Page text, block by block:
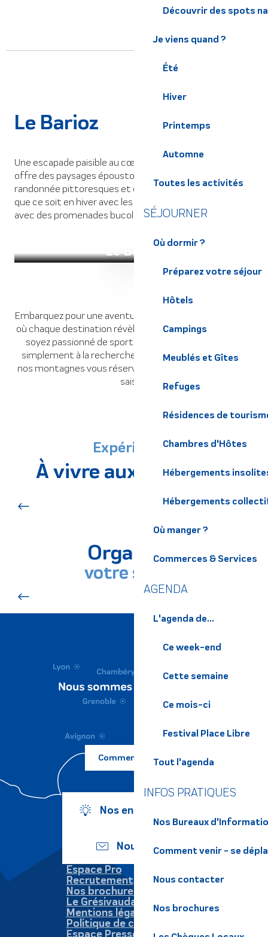
Découvrir des spots
Je viens quand ?
Été
Hiver
Printemps
Automne
Toutes les activités
SÉJOURNER
Où dormir ?
Préparez votre séjour
Hôtels
Campings
Meublés et Gîtes
Refuges
Résidences de
Chambres d'Hôtes
Hébergements
Hébergements
Où manger ?
Commerces & Services
AGENDA
L'agenda de...
Ce week-end
Cette semaine
Ce mois-ci
Festival Place Libre
Tout l'agenda
INFOS PRATIQUES
Nos Bureaux
Comment venir - se
Nous contacter
Nos brochures
Le Barioz
Une escapade paisible au cœur de la nature. Le Barioz
offre des paysages époustouflants, des sentiers de
randonnée pittoresques et des expériences uniques,
que ce soit en hiver avec les raquettes à neige ou en été
avec des promenades bucoliques.
Le Barioz
Embarquez pour une aventure montagnarde inoubliable,
où chaque destination révèle sa propre magie. Que vous
soyez passionné de sports d’hiver, de randonnée ou
simplement à la recherche de moments de détente,
nos montagnes vous réservent des surprises à chaque
saison.
Expériences
À vivre aux alentours
Organisez
votre séjour
Le Collet
Comment venir ?
Nos engagements
Nous écrire
Espace Pro
Recrutement
Nos brochures
Le Grésivaudan
Mentions légales
Politique de confidentialité
Espace Presse